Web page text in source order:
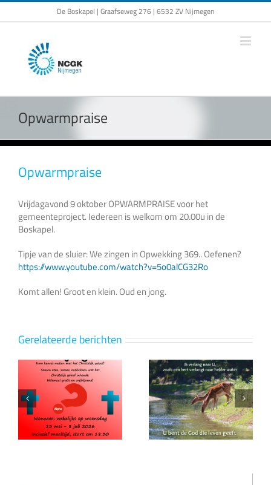
Ga
naar
De Boskapel | Graafseweg 276 | 6532 ZV Nijmegen
Opwarmpraise
Opwarmpraise
Vrijdagavond 9 oktober OPWARMPRAISE voor het
gemeenteproject. Iedereen is welkom om 20.00u in de
Boskapel.
Tipje van de sluier: We zingen in Opwekking 369.. Oefenen?
https://www.youtube.com/watch?v=5o0alCG32Ro
Komt allen! Groot en klein. Oud en jong.
Gerelateerde berichten
Ik verlang naar
U
>Een gezegend
2026 gewenst!